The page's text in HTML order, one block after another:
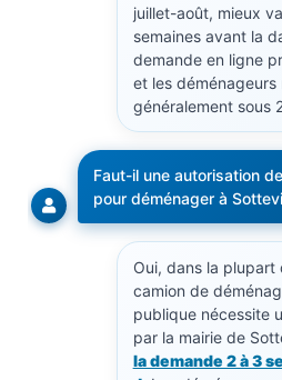
juillet-août, mieux
semaines avant la
demande en ligne
et les
généralement sous
Faut-il une autorisation
pour déménager à
Oui, dans la plupart
camion de
publique nécessite
par la mairie de
la demande 2 à 3